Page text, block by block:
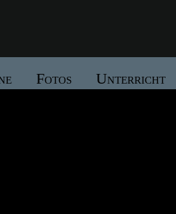
Fotos Unterricht